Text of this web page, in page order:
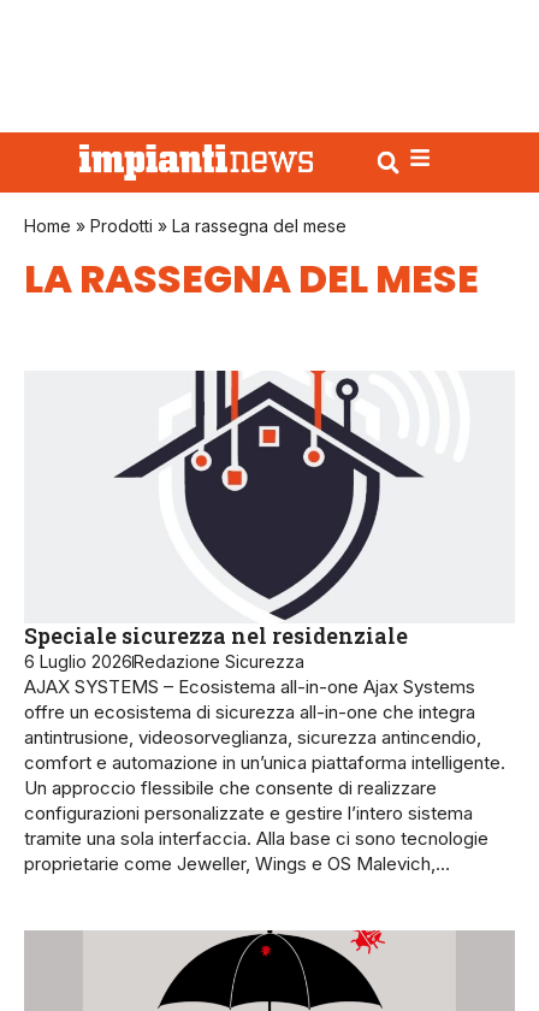
Home » Prodotti » La rassegna del mese
LA RASSEGNA DEL MESE
Speciale sicurezza nel residenziale
6 Luglio 2026Redazione Sicurezza
AJAX SYSTEMS – Ecosistema all-in-one Ajax Systems
offre un ecosistema di sicurezza all-in-one che integra
antintrusione, videosorve­glianza, sicurezza antincendio,
comfort e auto­mazione in un’unica piattaforma intelligente.
Un approccio flessibile che consente di realizzare
configurazioni personalizzate e gestire l’intero sistema
tramite una sola interfaccia. Alla base ci sono tecnologie
proprietarie come Jeweller, Wings e OS Malevich,…